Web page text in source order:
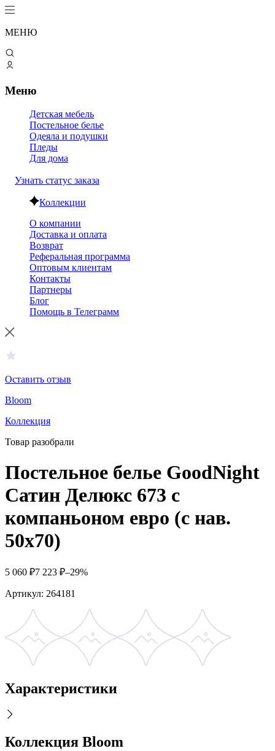
МЕНЮ
Меню
Детская мебель
Постельное белье
Одеяла и подушки
Пледы
Для дома
Узнать статус заказа
Коллекции
О компании
Доставка и оплата
Возврат
Реферальная программа
Оптовым клиентам
Контакты
Партнеры
Блог
Помощь в Телеграмм
Оставить отзыв
Bloom
Коллекция
Товар разобрали
Постельное белье GoodNight
Сатин Делюкс 673 с
компаньоном евро (с нав.
50х70)
5 060 ₽7 223 ₽–29%
Артикул: 264181
Характеристики
Коллекция Bloom